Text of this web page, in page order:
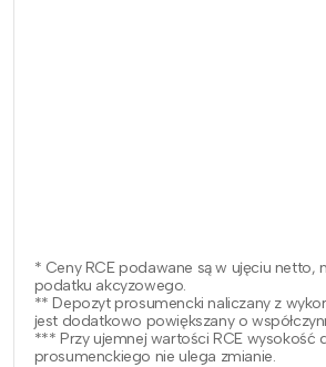
* Ceny RCE podawane są w ujęciu netto,
podatku akcyzowego.
** Depozyt prosumencki naliczany z
jest dodatkowo powiększany o
*** Przy ujemnej wartości RCE wysokość
prosumenckiego nie ulega zmianie.